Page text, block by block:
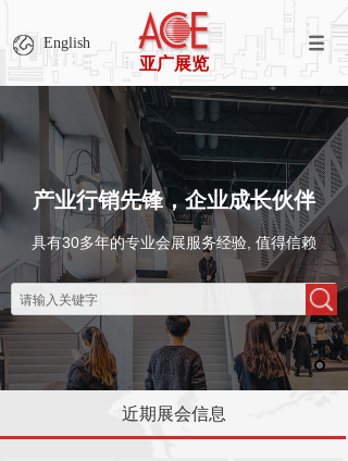
亚广展览
English
具有30多年的专业会展服务经验, 值得信赖
产业行销先锋，企业成长伙伴
近期展会信息